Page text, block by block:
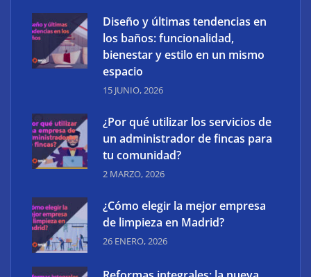
¿Cómo elegir la mejor empresa de limpieza en
Madrid?
Diseño y últimas tendencias en
los baños: funcionalidad,
bienestar y estilo en un mismo
espacio
15 JUNIO, 2026
¿Por qué utilizar los servicios de
un administrador de fincas para
tu comunidad?
2 MARZO, 2026
¿Cómo elegir la mejor empresa
de limpieza en Madrid?
26 ENERO, 2026